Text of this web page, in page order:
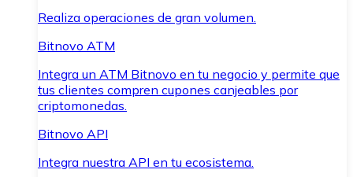
Realiza operaciones de gran volumen.
Bitnovo ATM
Integra un ATM Bitnovo en tu negocio y permite que
tus clientes compren cupones canjeables por
criptomonedas.
Bitnovo API
Integra nuestra API en tu ecosistema.